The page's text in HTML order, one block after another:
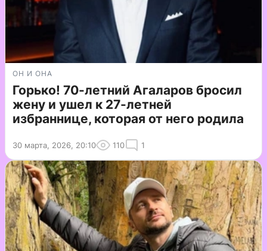
ОН И ОНА
Горько! 70-летний Агаларов бросил
жену и ушел к 27-летней
избраннице, которая от него родила
30 марта, 2026, 20:10 110 1